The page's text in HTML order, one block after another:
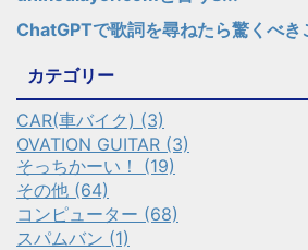
ChatGPTで歌詞を尋ねたら驚くべき
カテゴリー
CAR(車バイク) (3)
OVATION GUITAR (3)
そっちかーい！ (19)
その他 (64)
コンピューター (68)
スパムバン (1)